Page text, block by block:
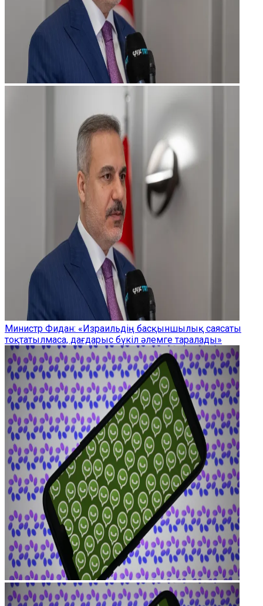
Министр Фидан: «Израильдің басқыншылық саясаты
тоқтатылмаса, дағдарыс бүкіл әлемге таралады»